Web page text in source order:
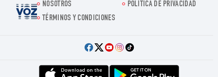
Voz.us
NOSOTROS
POLÍTICA DE PRIVACIDAD
TÉRMINOS Y CONDICIONES